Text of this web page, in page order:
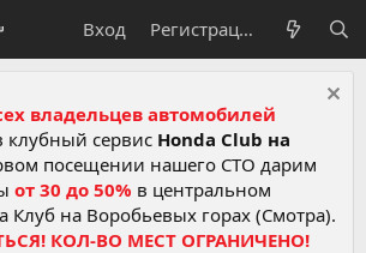
Вход Регистрация
владельцев автомобилей
клубный сервис Honda Club на
посещении нашего СТО дарим
от 30 до 50% в центральном
Клуб на Воробьевых горах (Смотра).
КОЛ-ВО МЕСТ ОГРАНИЧЕНО!